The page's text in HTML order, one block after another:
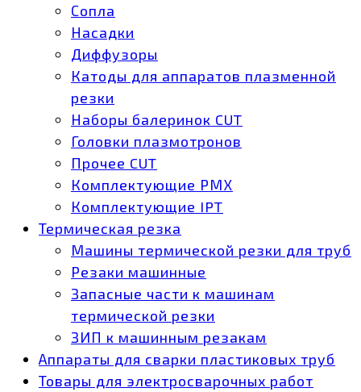
Сопла
Насадки
Диффузоры
Катоды для аппаратов плазменной
резки
Наборы балеринок CUT
Головки плазмотронов
Прочее CUT
Комплектующие РМХ
Комплектующие IPT
Термическая резка
Машины термической резки для труб
Резаки машинные
Запасные части к машинам
термической резки
ЗИП к машинным резакам
Аппараты для сварки пластиковых труб
Товары для электросварочных работ